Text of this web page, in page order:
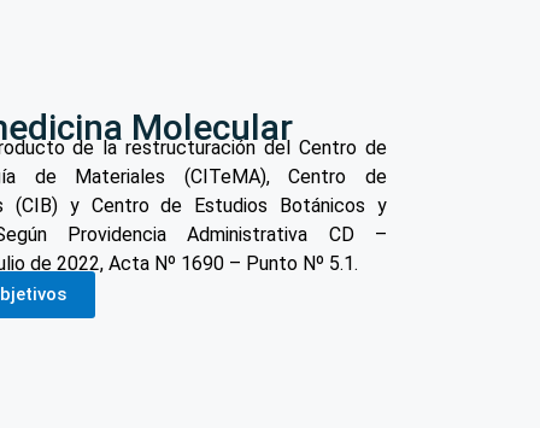
Molecular
de la restructuración del Centro de
de Materiales (CITeMA), Centro de
(CIB) y Centro de Estudios Botánicos y
Providencia Administrativa CD –
de 2022, Acta Nº 1690 – Punto Nº 5.1.